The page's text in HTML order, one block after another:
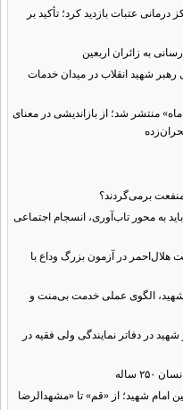
عتبات بازدید کرد؛ تأکید بر
به زائران اربعین
شهید انقلاب در میدان خدمات
منتشر شد؛ از بازاندیشی در معنای
برمی‌گردند؟
به محور تاب‌آوری، انسجام اجتماعی
هلال‌احمر در آزمون بزرگ وداع با
الگوی عملی خدمت بی‌منت و
رهبر شهید در دفاتر نمایندگی ولی فقیه در
ساله
امام شهید؛ از «قم» تا «مشهدالرضا